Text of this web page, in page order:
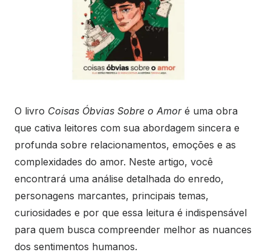
O livro Coisas Óbvias Sobre o Amoré uma obra
que cativa leitores com sua abordagem sincera e
profunda sobre relacionamentos, emoções e as
complexidades do amor. Neste artigo, você
encontrará uma análise detalhada do enredo,
personagens marcantes, principais temas,
curiosidades e por que essa leitura é indispensável
para quem busca compreender melhor as nuances
dos sentimentos humanos.